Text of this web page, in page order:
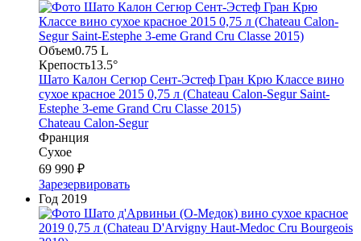
Объем0.75 L
Крепость13.5°
Шато Калон Сегюр Сент-Эстеф Гран Крю Классе вино
сухое красное 2015 0,75 л (Chateau Calon-Segur Saint-
Estephe 3-eme Grand Cru Classe 2015)
Chateau Calon-Segur
Франция
Сухое
69 990 ₽
Зарезервировать
Год 2019